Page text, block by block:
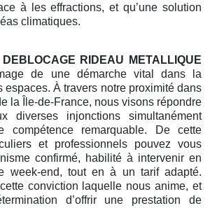
à les effractions, et qu’une solution
climatiques.
DEBLOCAGE RIDEAU METALLIQUE
de une démarche vital dans la
espaces. À travers notre proximité dans
la Île-de-France, nous visons répondre
diverses injonctions simultanément
compétence remarquable. De cette
et professionnels pouvez vous
confirmé, habilité à intervenir en
week-end, tout en à un tarif adapté.
conviction laquelle nous anime, et
d’offrir une prestation de